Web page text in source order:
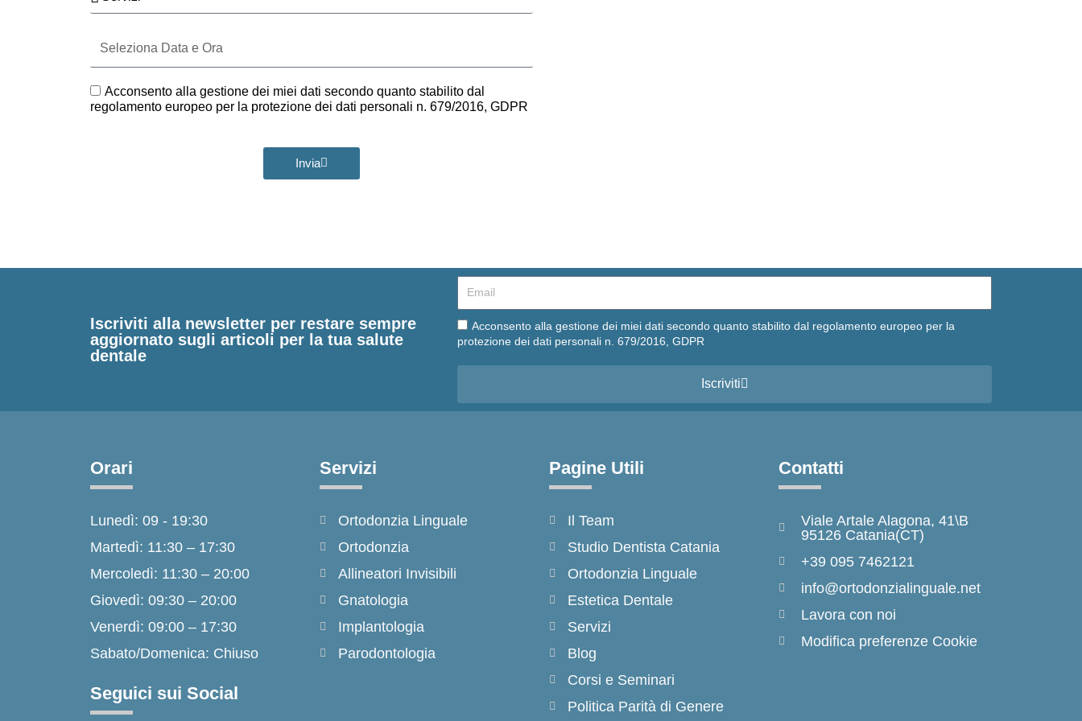
Data
e
GDPR
Acconsento alla gestione dei miei dati secondo quanto stabilito dal
regolamento europeo per la protezione dei dati personali n. 679/2016, GDPR
Invia
Iscriviti alla newsletter per restare sempre
aggiornato sugli articoli per la tua salute
dentale
Email
Email
Acconsento alla gestione dei miei dati secondo quanto stabilito dal regolamento europeo per la
protezione dei dati personali n. 679/2016, GDPR
Iscriviti
Orari
Lunedì: 09 - 19:30
Martedì: 11:30 – 17:30
Mercoledì: 11:30 – 20:00
Giovedì: 09:30 – 20:00
Venerdì: 09:00 – 17:30
Sabato/Domenica: Chiuso
Seguici sui Social
Servizi
Ortodonzia Linguale
Ortodonzia
Allineatori Invisibili
Gnatologia
Implantologia
Parodontologia
Pagine Utili
Il Team
Studio Dentista Catania
Ortodonzia Linguale
Estetica Dentale
Servizi
Blog
Corsi e Seminari
Politica Parità di Genere
Contatti
Viale Artale Alagona, 41\B
95126 Catania(CT)
+39 095 7462121
info@ortodonzialinguale.net
Lavora con noi
Modifica preferenze Cookie